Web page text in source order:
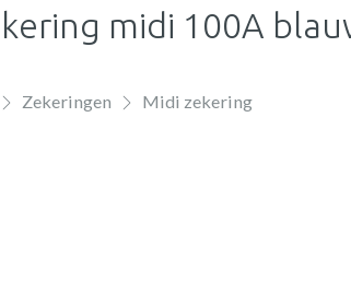
midi 100A
Zekeringen Midi zekering